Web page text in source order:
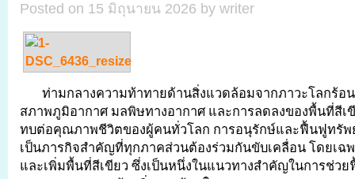
Posted on 15 มิถุนายน 2026 by writer
ท่ามกลางความท้าทายด้านสิ่งแวดล้อมจากภาวะโลกร้อ
สภาพภูมิอากาศ มลพิษทางอากาศ และการลดลงของพื้นที่สีเ
ทบต่อคุณภาพชีวิตของผู้คนทั่วโลก การอนุรักษ์และฟื้นฟูทรัพ
เป็นภารกิจสำคัญที่ทุกภาคส่วนต้องร่วมกันขับเคลื่อน โดยเฉ
และเพิ่มพื้นที่สีเขียว ซึ่งเป็นหนึ่งในแนวทางสำคัญในการช่วย